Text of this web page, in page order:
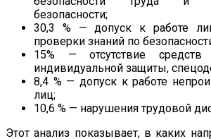
безопасности;
30,3 % — допуск к работе
проверки знаний по
15% — отсутствие средств
индивидуальной защиты,
8,4 % — допуск к работе
лиц;
10,6 % — нарушения трудовой
Этот анализ показывает, в каких